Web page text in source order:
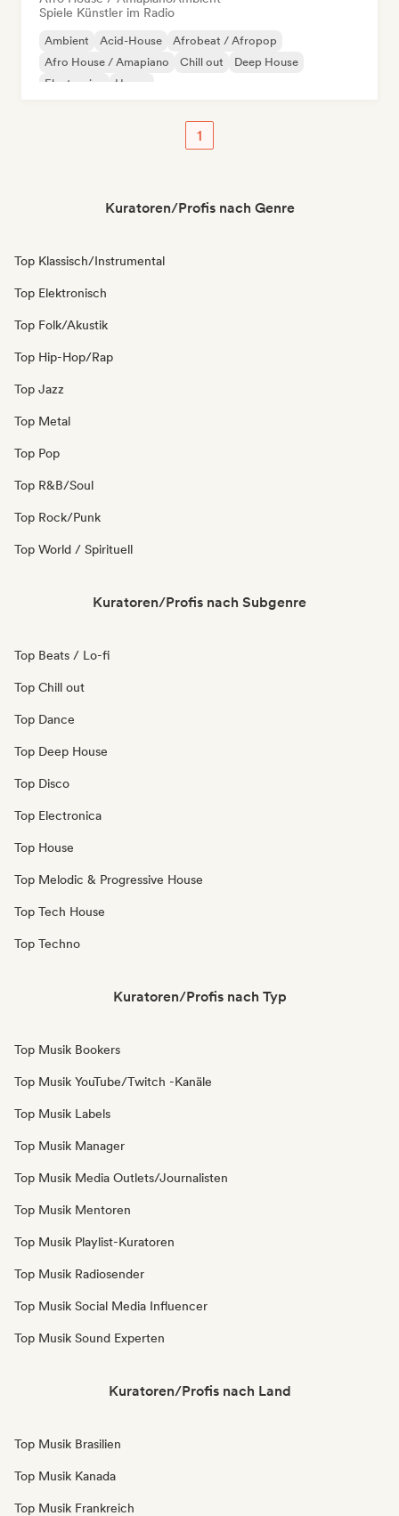
Spiele Künstler im Radio
Ambient Acid-House
Afrobeat / Afropop
Afro House / Amapiano
Chill out
Deep House
Electronica
House
1
Kuratoren/Profis nach Genre
Top Klassisch/Instrumental
Top Elektronisch
Top Folk/Akustik
Top Hip-Hop/Rap
Top Jazz
Top Metal
Top Pop
Top R&B/Soul
Top Rock/Punk
Top World / Spirituell
Kuratoren/Profis nach Subgenre
Top Beats / Lo-fi
Top Chill out
Top Dance
Top Deep House
Top Disco
Top Electronica
Top House
Top Melodic & Progressive House
Top Tech House
Top Techno
Kuratoren/Profis nach Typ
Top Musik Bookers
Top Musik YouTube/Twitch -Kanäle
Top Musik Labels
Top Musik Manager
Top Musik Media Outlets/Journalisten
Top Musik Mentoren
Top Musik Playlist-Kuratoren
Top Musik Radiosender
Top Musik Social Media Influencer
Top Musik Sound Experten
Kuratoren/Profis nach Land
Top Musik Brasilien
Top Musik Kanada
Top Musik Frankreich